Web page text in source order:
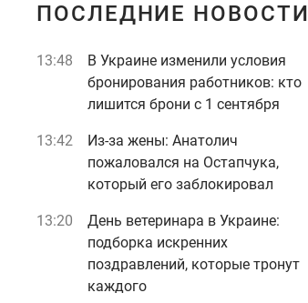
ПОСЛЕДНИЕ НОВОСТИ
13:48
В Украине изменили условия
бронирования работников: кто
лишится брони с 1 сентября
13:42
Из-за жены: Анатолич
пожаловался на Остапчука,
который его заблокировал
13:20
День ветеринара в Украине:
подборка искренних
поздравлений, которые тронут
каждого